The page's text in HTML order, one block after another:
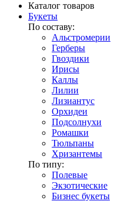
Каталог товаров
Букеты
По составу:
Альстромерии
Герберы
Гвоздики
Ирисы
Каллы
Лилии
Лизиантус
Орхидеи
Подсолнухи
Ромашки
Тюльпаны
Хризантемы
По типу:
Полевые
Экзотические
Бизнес букеты